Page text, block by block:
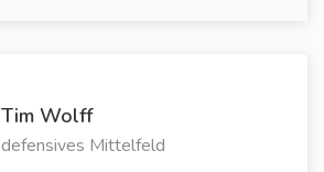
Tim Wolff
defensives Mittelfeld